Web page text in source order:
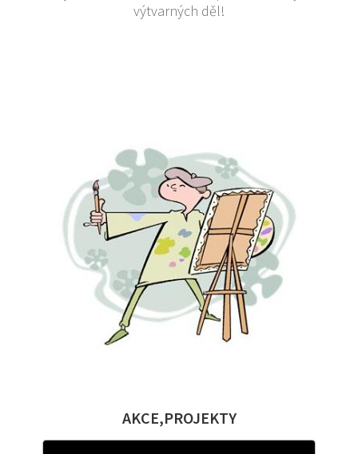
výtvarných děl!
AKCE,PROJEKTY